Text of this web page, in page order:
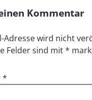
Kommentar
Adresse wird nicht
Felder sind mit*
*